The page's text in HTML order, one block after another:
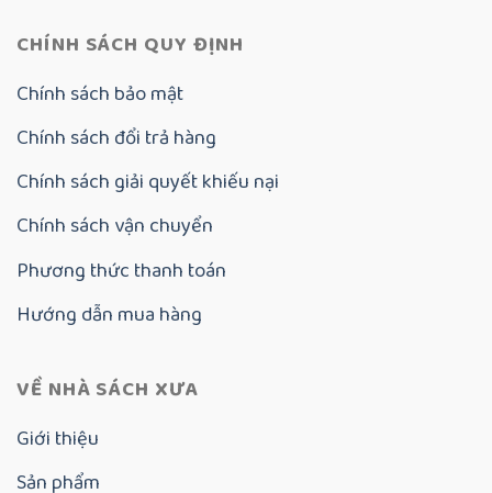
CHÍNH SÁCH QUY ĐỊNH
Chính sách bảo mật
Chính sách đổi trả hàng
Chính sách giải quyết khiếu nại
Chính sách vận chuyển
Phương thức thanh toán
Hướng dẫn mua hàng
VỀ NHÀ SÁCH XƯA
Giới thiệu
Sản phẩm